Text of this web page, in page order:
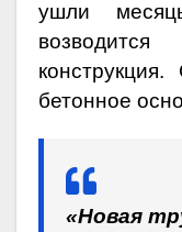
ушли
бетонное
«Новая